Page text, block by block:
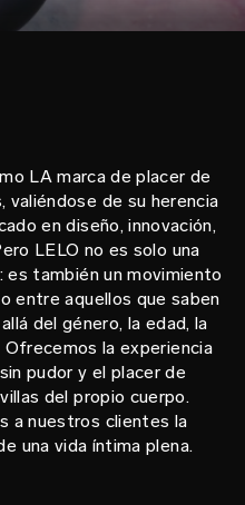
LA marca de placer de
valiéndose de su herencia
en diseño, innovación,
LELO no es solo una
también un movimiento
entre aquellos que saben
del género, la edad, la
la experiencia
pudor y el placer de
del propio cuerpo.
a nuestros clientes la
una vida íntima plena.